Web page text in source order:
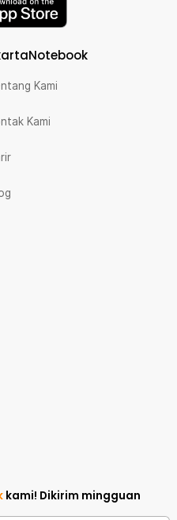
Kami
Kami
kami! Dikirim mingguan